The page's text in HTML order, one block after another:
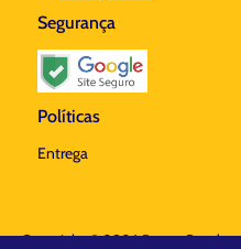
Segurança
Políticas
Entrega
Copyright © 2026 Banca Stardust